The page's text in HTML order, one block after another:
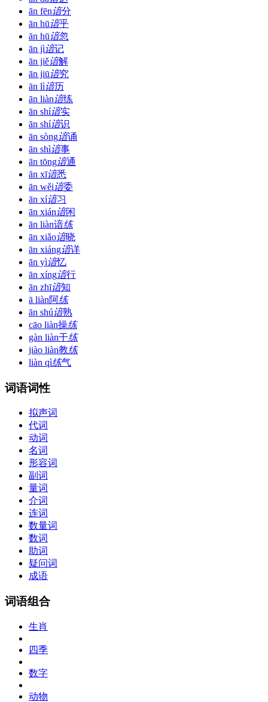
ān fēn谙分
ān hū谙乎
ān hū谙忽
ān jì谙记
ān jiě谙解
ān jiū谙究
ān lì谙历
ān liàn谙练
ān shí谙实
ān shí谙识
ān sòng谙诵
ān shì谙事
ān tōng谙通
ān xī谙悉
ān wěi谙委
ān xí谙习
ān xián谙闲
ān liàn谙练
ān xiǎo谙晓
ān xiáng谙详
ān yì谙忆
ān xíng谙行
ān zhī谙知
ā liàn阿练
ān shú谙熟
cāo liàn操练
gàn liàn干练
jiào liàn教练
liàn qì练气
词语词性
拟声词
代词
动词
名词
形容词
副词
量词
介词
连词
数量词
数词
助词
疑问词
成语
词语组合
生肖
四季
数字
动物